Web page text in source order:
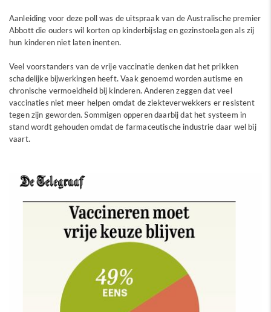
Aanleiding voor deze poll was de uitspraak van de Australische premier
Abbott die ouders wil korten op kinderbijslag en gezinstoelagen als zij
hun kinderen niet laten inenten.
Veel voorstanders van de vrije vaccinatie denken dat het prikken
schadelijke bijwerkingen heeft. Vaak genoemd worden autisme en
chronische vermoeidheid bij kinderen. Anderen zeggen dat veel
vaccinaties niet meer helpen omdat de ziekteverwekkers er resistent
tegen zijn geworden. Sommigen opperen daarbij dat het systeem in
stand wordt gehouden omdat de farmaceutische industrie daar wel bij
vaart.